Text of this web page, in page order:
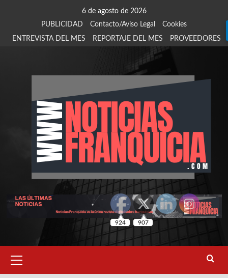
6 de agosto de 2026
PUBLICIDAD
Contacto/Aviso Legal
Cookies
ENTREVISTA DEL MES
REPORTAJE DEL MES PROVEEDORES
primario
924 907